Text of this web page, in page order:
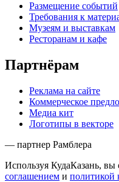
Размещение событий
Требования к
Музеям и выставкам
Ресторанам и кафе
Партнёрам
Реклама на сайте
Коммерческое
Медиа кит
Логотипы в векторе
— партнер Рамблера
Используя КудаКазань, вы
соглашением и политикой